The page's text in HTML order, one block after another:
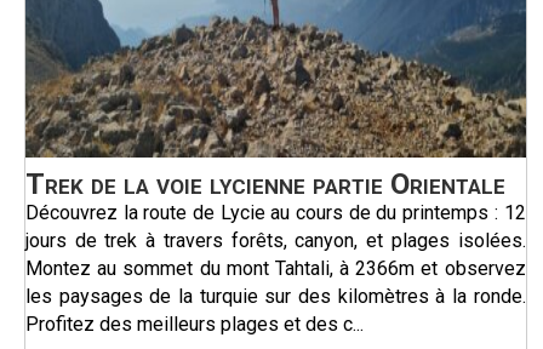
Trek de la voie lycienne partie Orientale
Découvrez la route de Lycie au cours de du printemps : 12
jours de trek à travers forêts, canyon, et plages isolées.
Montez au sommet du mont Tahtali, à 2366m et observez
les paysages de la turquie sur des kilomètres à la ronde.
Profitez des meilleurs plages et des c...